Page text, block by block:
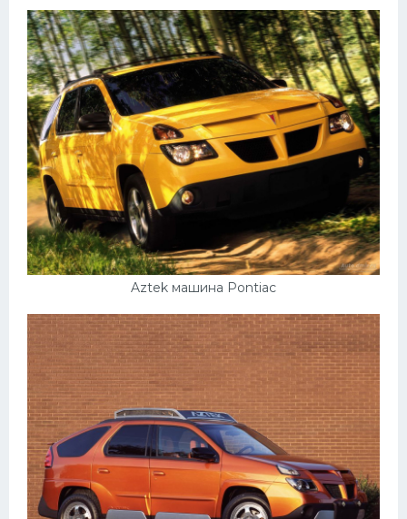
Aztek машина Pontiac